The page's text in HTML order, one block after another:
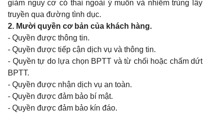
giảm nguy cơ có thai ngoài ý muốn và nhiễm trùng lây
truyền qua đường tình dục.
2. Mười quyền cơ bản của khách hàng.
- Quyền được thông tin.
- Quyền được tiếp cận dịch vụ và thông tin.
- Quyền tự do lựa chọn BPTT và từ chối hoặc chấm dứt
BPTT.
- Quyền được nhận dịch vụ an toàn.
- Quyền được đảm bảo bí mật.
- Quyền được đảm bảo kín đáo.